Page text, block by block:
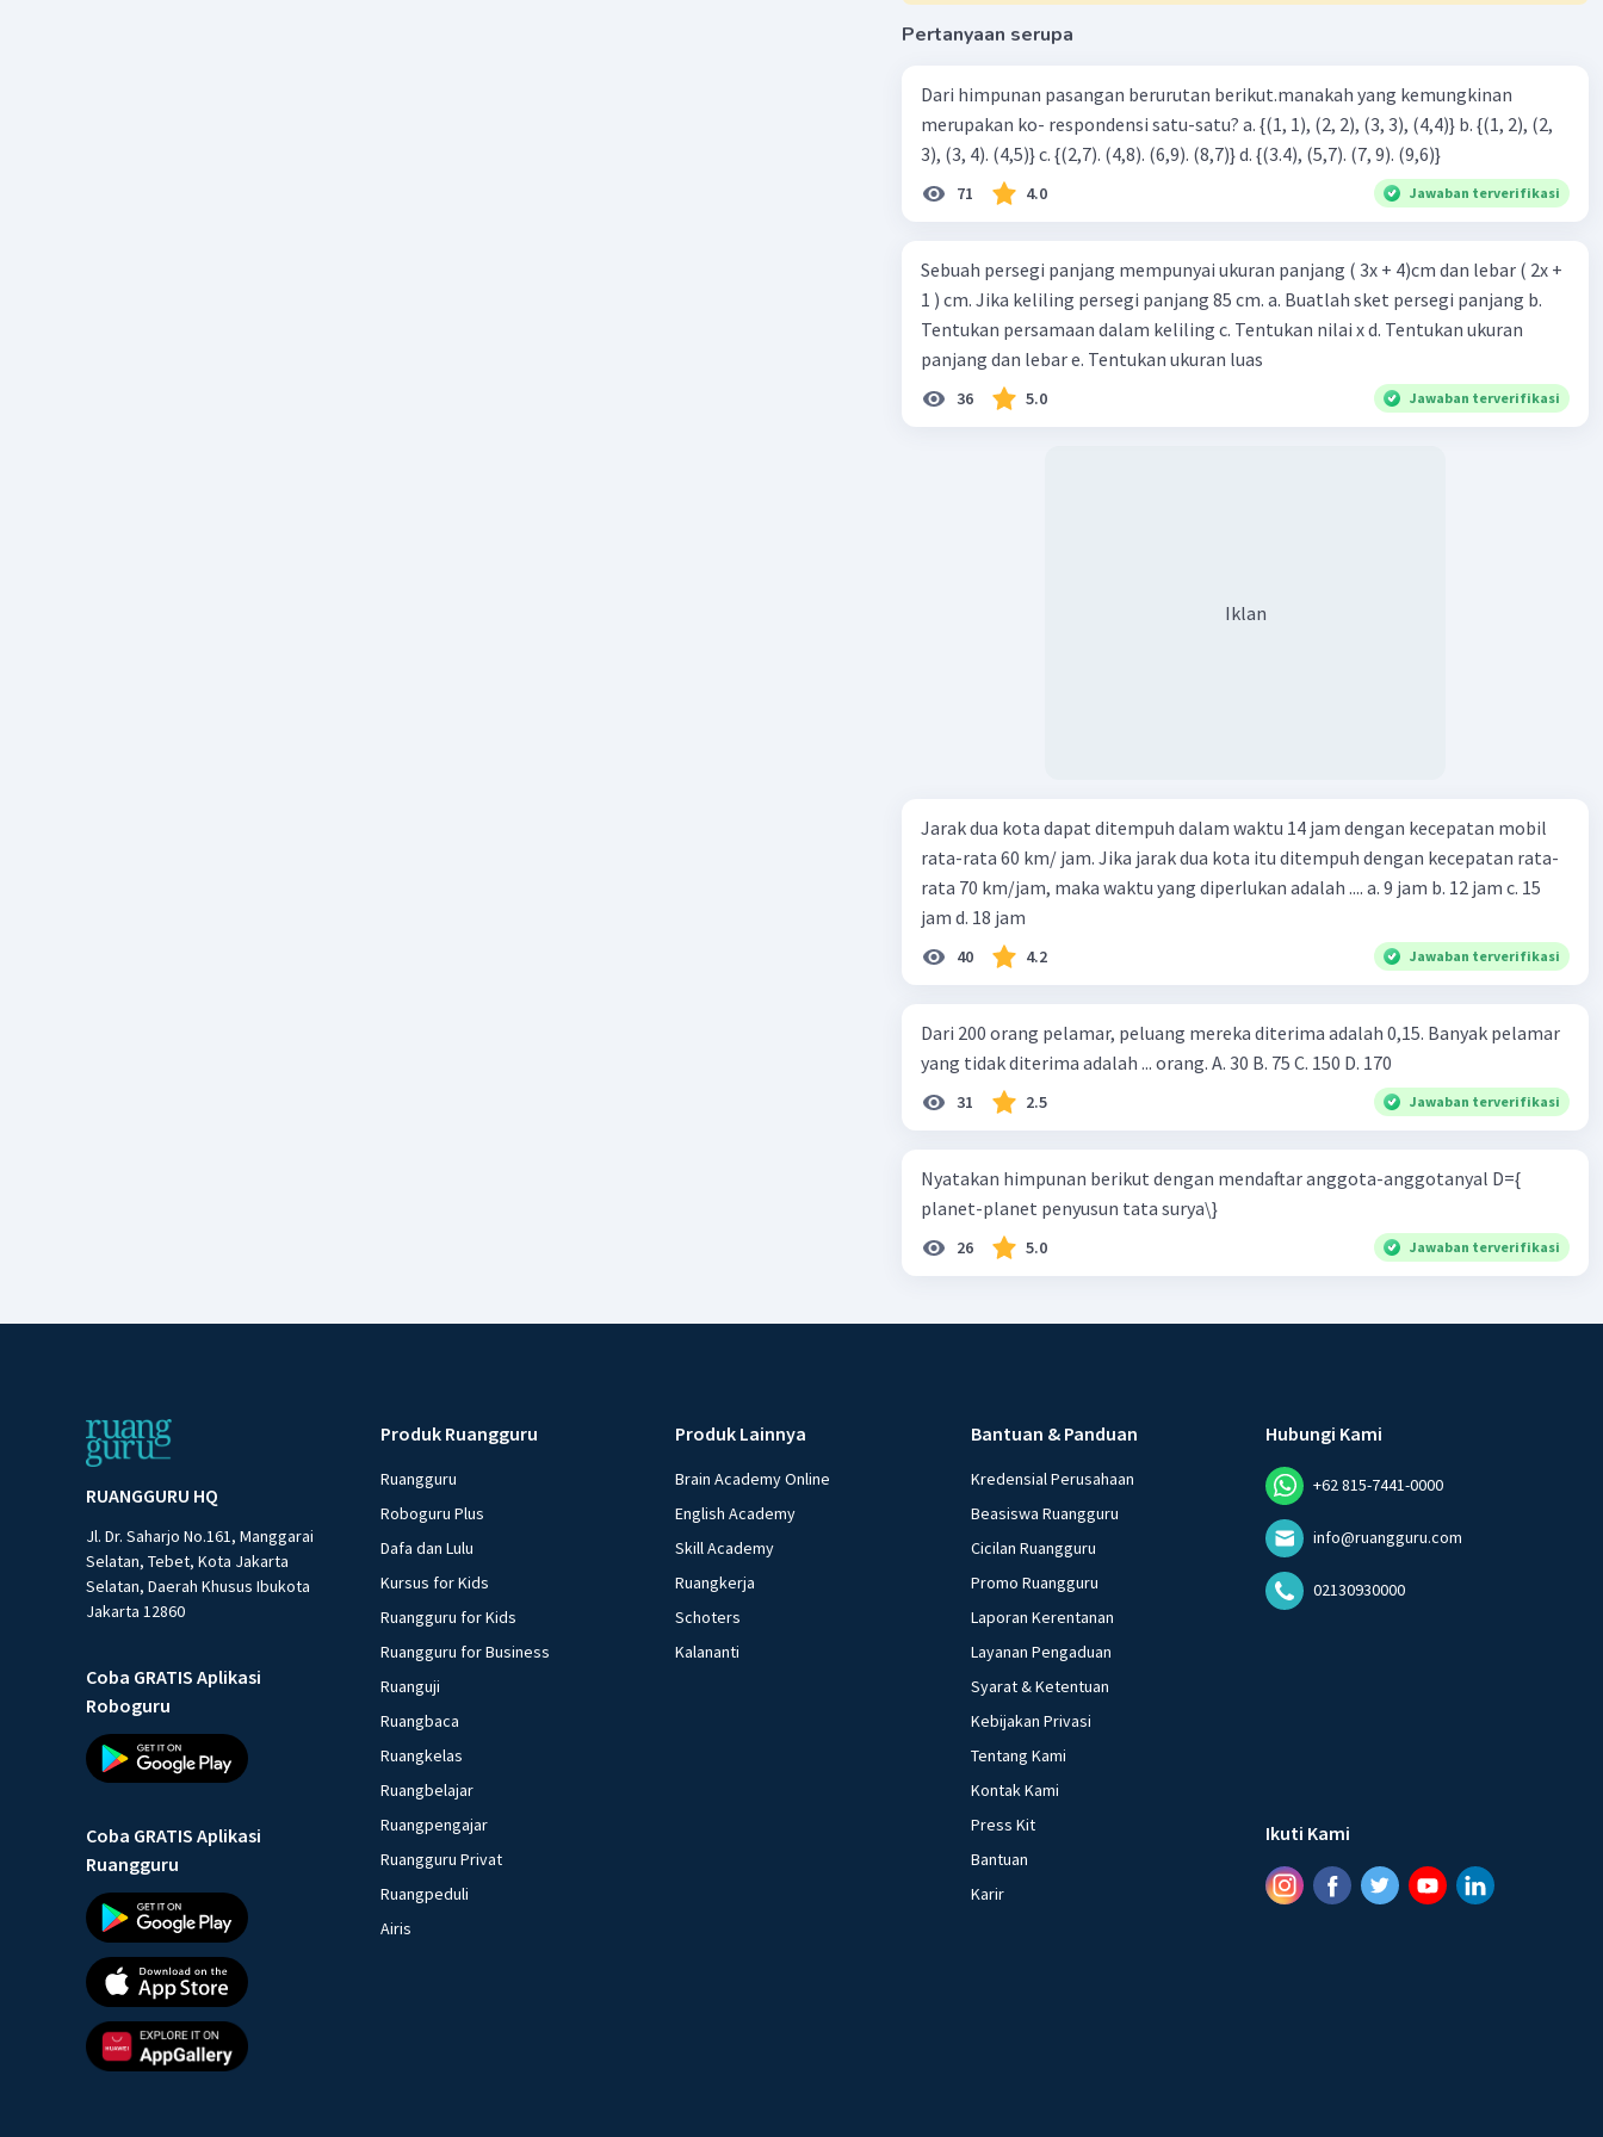
Iklan
Pertanyaan serupa
Dari himpunan pasangan berurutan berikut.manakah yang kemungkinan
merupakan ko- respondensi satu-satu? a. {(1, 1), (2, 2), (3, 3), (4,4)} b. {(1, 2), (2,
3), (3, 4). (4,5)} c. {(2,7). (4,8). (6,9). (8,7)} d. {(3.4), (5,7). (7, 9). (9,6)}
71 4.0 Jawaban terverifikasi
Sebuah persegi panjang mempunyai ukuran panjang ( 3x + 4)cm dan lebar ( 2x +
1 ) cm. Jika keliling persegi panjang 85 cm. a. Buatlah sket persegi panjang b.
Tentukan persamaan dalam keliling c. Tentukan nilai x d. Tentukan ukuran
panjang dan lebar e. Tentukan ukuran luas
36 5.0 Jawaban terverifikasi
Iklan
Jarak dua kota dapat ditempuh dalam waktu 14 jam dengan kecepatan mobil
rata-rata 60 km/ jam. Jika jarak dua kota itu ditempuh dengan kecepatan rata-
rata 70 km/jam, maka waktu yang diperlukan adalah .... a. 9 jam b. 12 jam c. 15
jam d. 18 jam
40 4.2 Jawaban terverifikasi
Dari 200 orang pelamar, peluang mereka diterima adalah 0,15. Banyak pelamar
yang tidak diterima adalah ... orang. A. 30 B. 75 C. 150 D. 170
31 2.5 Jawaban terverifikasi
Nyatakan himpunan berikut dengan mendaftar anggota-anggotanyal D={
planet-planet penyusun tata surya\}
26 5.0 Jawaban terverifikasi
RUANGGURU HQ
Jl. Dr. Saharjo No.161, Manggarai
Selatan, Tebet, Kota Jakarta
Selatan, Daerah Khusus Ibukota
Jakarta 12860
Coba GRATIS Aplikasi
Roboguru
Coba GRATIS Aplikasi
Ruangguru
Produk Ruangguru
Ruangguru
Roboguru Plus
Dafa dan Lulu
Kursus for Kids
Ruangguru for Kids
Ruangguru for Business
Ruanguji
Ruangbaca
Ruangkelas
Ruangbelajar
Ruangpengajar
Ruangguru Privat
Ruangpeduli
Airis
Produk Lainnya
Brain Academy Online
English Academy
Skill Academy
Ruangkerja
Schoters
Kalananti
Bantuan & Panduan
Kredensial Perusahaan
Beasiswa Ruangguru
Cicilan Ruangguru
Promo Ruangguru
Laporan Kerentanan
Layanan Pengaduan
Syarat & Ketentuan
Kebijakan Privasi
Tentang Kami
Kontak Kami
Press Kit
Bantuan
Karir
Hubungi Kami
+62 815-7441-0000
info@ruangguru.com
02130930000
Ikuti Kami